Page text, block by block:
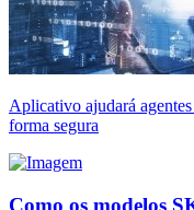
Aplicativo ajudará
forma segura
Como os modelos